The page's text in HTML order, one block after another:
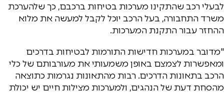
לבעלי רכב שהתקינו מערכות בטיחות ברכבם, כך שלהערכת
משרד התחבורה, בעל הרכב יוכל לקבל למעשה את מלוא
ההחזר עבור התקנת המערכות.
"מדובר במערכות חדישות התורמות לבטיחות בדרכים
ומאפשרות לצמצם באופן משמעותי את מעורבותם של כלי
הרכב בתאונות הדרכים. רבות מהתאונות נגרמות כתוצאה
מהסחת דעת של הנהגים, ולמערכות מצילות חיים יש יכולת